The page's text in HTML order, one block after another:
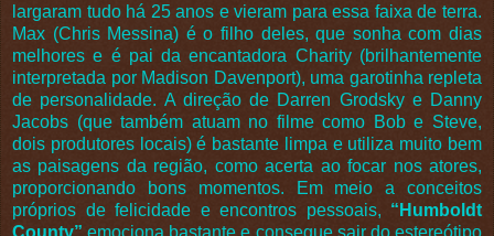
largaram tudo há 25 anos e vieram para essa faixa de terra.
Max (Chris Messina) é o filho deles, que sonha com dias
melhores e é pai da encantadora Charity (brilhantemente
interpretada por Madison Davenport), uma garotinha repleta
de personalidade. A direção de Darren Grodsky e Danny
Jacobs (que também atuam no filme como Bob e Steve,
dois produtores locais) é bastante limpa e utiliza muito bem
as paisagens da região, como acerta ao focar nos atores,
proporcionando bons momentos. Em meio a conceitos
próprios de felicidade e encontros pessoais, “Humboldt
County”emociona bastante e consegue sair do estereótipo